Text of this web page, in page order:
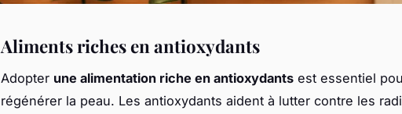
Aliments riches en antioxydants
Adopter une alimentation riche en antioxydants est essentiel
régénérer la peau. Les antioxydants aident à lutter contre les